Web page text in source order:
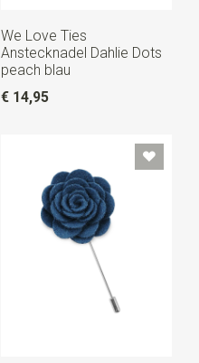
We Love Ties
Anstecknadel Dahlie Dots
peach blau
€ 14,95